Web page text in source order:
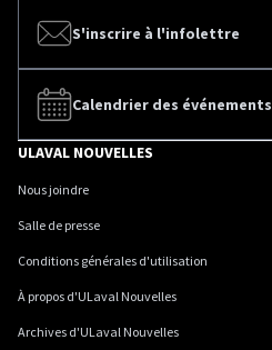
S'inscrire à l'infolettre
Calendrier des événements
ULAVAL NOUVELLES
Nous joindre
Salle de presse
Conditions générales d'utilisation
À propos d'ULaval Nouvelles
Archives d'ULaval Nouvelles